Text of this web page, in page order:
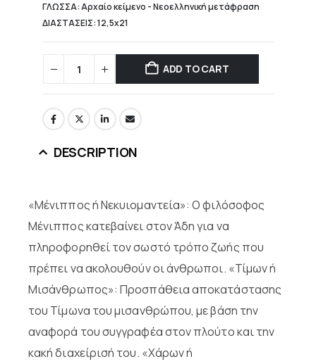
ΓΛΩΣΣΑ: Αρχαίο κείμενο - Νεοελληνική μετάφραση
ΔΙΑΣΤΑΣΕΙΣ: 12,5x21
ADD TO CART
DESCRIPTION
«Μένιππος ή Νεκυιομαντεία»: Ο φιλόσοφος
Μένιππος κατεβαίνει στον Άδη για να
πληροφορηθεί τον σωστό τρόπο ζωής που
πρέπει να ακολουθούν οι άνθρωποι. «Τίμων ή
Μισάνθρωπος»: Προσπάθεια αποκατάστασης
του Τίμωνα του μισανθρώπου, με βάση την
αναφορά του συγγραφέα στον πλούτο και την
κακή διαχείρισή του. «Χάρων ή